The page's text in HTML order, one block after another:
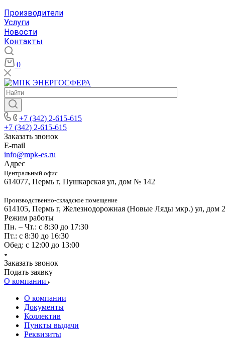
Производители
Услуги
Новости
Контакты
0
+7 (342) 2-615-615
+7 (342) 2-615-615
Заказать звонок
E-mail
info@mpk-es.ru
Адрес
Центральный офис
614077, Пермь г, Пушкарская ул, дом № 142
Производственно-складское помещение
614105, Пермь г, Железнодорожная (Новые Ляды мкр.) ул, дом
Режим работы
Пн. – Чт.: с 8:30 до 17:30
Пт.: с 8:30 до 16:30
Обед: с 12:00 до 13:00
Заказать звонок
Подать заявку
О компании
О компании
Документы
Коллектив
Пункты выдачи
Реквизиты